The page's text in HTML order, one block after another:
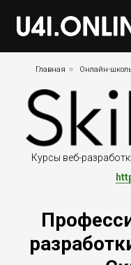
Главная » Онлайн-
Курсы веб-